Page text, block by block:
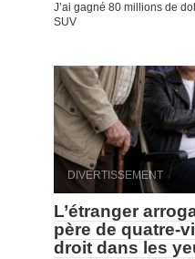
J’ai gagné 80 millions de
SUV
DIVERTISSEMENT
L’étranger
père de quatre-
droit dans les